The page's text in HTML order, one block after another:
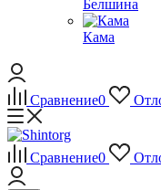
Белшина
Кама
Сравнение0
Сравнение0